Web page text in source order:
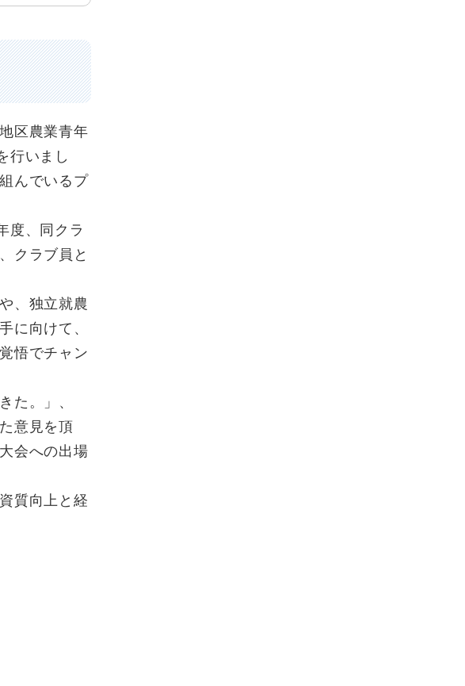
区農業青年
行いまし
んでいるプ
度、同クラ
クラブ員と
、独立就農
に向けて、
悟でチャン
た。」、
意見を頂
会への出場
質向上と経